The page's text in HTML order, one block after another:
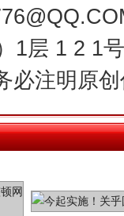
1层 1 2 1
必注明原
生